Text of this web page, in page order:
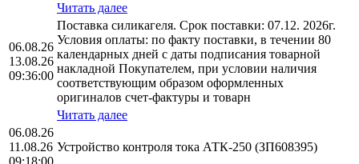
Читать далее
06.08.26
13.08.26
09:36:00
Поставка силикагеля. Срок поставки: 07.12. 2026г.
Условия оплаты: по факту поставки, в течении 80
календарных дней с даты подписания товарной
накладной Покупателем, при условии наличия
соответствующим образом оформленных
оригиналов счет-фактуры и товарн
Читать далее
06.08.26
11.08.26
09:18:00
Устройство контроля тока АТК-250 (ЗП608395)